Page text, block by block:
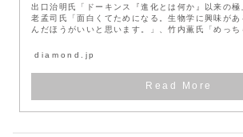
出口治明氏「ドーキンス『進化とは何か』以来の
老孟司氏「面白くてためになる。生物学に興味が
んだほうがいいと思います。」、竹内薫氏「めっ
diamond.jp